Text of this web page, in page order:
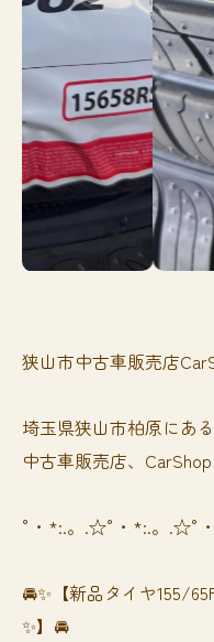
狭山市中古車販売店
埼玉県狭山市柏原にある
中古車販売店、CarShop
°・*:.。.☆°・*:.。.☆°
🚘✨【新品タイヤ155/
✨】🚘